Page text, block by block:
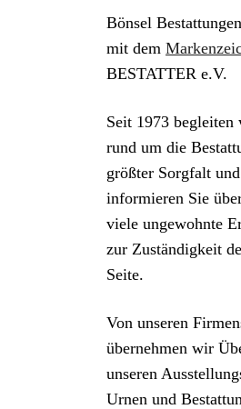
Bönsel
mit dem
BESTATTER e.V.
Seit 1973 begleiten
rund um die
größter Sorgfalt
informieren Sie
viele ungewohnte
zur Zuständigkeit
Seite.
Von unseren
übernehmen wir
unseren
Urnen und